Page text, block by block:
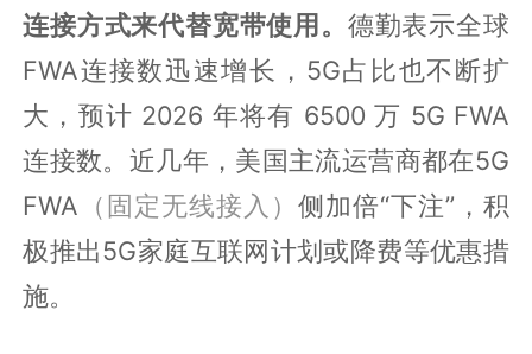
连接方式来代替宽带使用。 德勤表示全球
FWA连接数迅速增长，5G占比也不断扩
大，预计 2026 年将有 6500 万 5G FWA
连接数。近几年，美国主流运营商都在5G
FWA （固定无线接入） 侧加倍“下注”，积
极推出5G家庭互联网计划或降费等优惠措
施。